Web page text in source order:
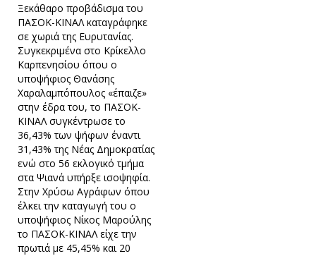
Ξεκάθαρο προβάδισμα του
ΠΑΣΟΚ-ΚΙΝΑΛ καταγράφηκε
σε χωριά της Ευρυτανίας.
Συγκεκριμένα στο Κρίκελλο
Καρπενησίου όπου ο
υποψήφιος Θανάσης
Χαραλαμπόπουλος «έπαιζε»
στην έδρα του, το ΠΑΣΟΚ-
ΚΙΝΑΛ συγκέντρωσε το
36,43% των ψήφων έναντι
31,43% της Νέας Δημοκρατίας
ενώ στο 56 εκλογικό τμήμα
στα Ψιανά υπήρξε ισοψηφία.
Στην Χρύσω Αγράφων όπου
έλκει την καταγωγή του ο
υποψήφιος Νίκος Μαρούλης
το ΠΑΣΟΚ-ΚΙΝΑΛ είχε την
πρωτιά με 45,45% και 20